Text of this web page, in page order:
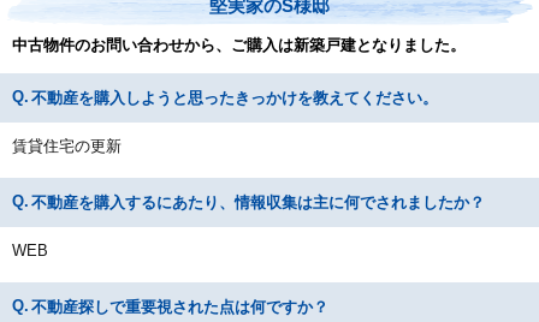
堅実家のS様邸
中古物件のお問い合わせから、ご購入は新築戸建となりました。
不動産を購入しようと思ったきっかけを教えてください。
賃貸住宅の更新
不動産を購入するにあたり、情報収集は主に何でされましたか？
WEB
不動産探しで重要視された点は何ですか？